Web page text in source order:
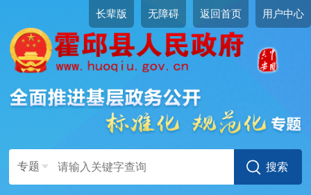
长辈版 无障碍 返回首页 用户中心
专题